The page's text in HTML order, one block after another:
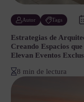
Autor Tags
Estrategias de
Creando Espacios
Elevan Eventos
8 min de lectura